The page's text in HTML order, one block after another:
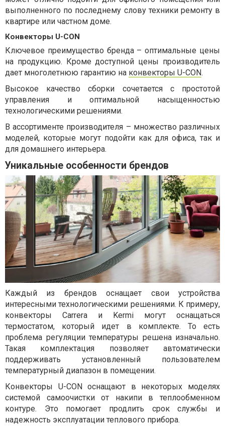
выполненного по последнему слову техники ремонту в
квартире или частном доме.
Конвекторы U-CON
Ключевое преимущество бренда – оптимальные цены
на продукцию. Кроме доступной цены производитель
дает многолетнюю гарантию на конвекторы U-CON.
Высокое качество сборки сочетается с простотой
управления и оптимальной насыщенностью
технологическими решениями.
В ассортименте производителя – множество различных
моделей, которые могут подойти как для офиса, так и
для домашнего интерьера.
Уникальные особенности брендов
Каждый из брендов оснащает свои устройства
интересными технологическими решениями. К примеру,
конвекторы Carrera и Kermi могут оснащаться
термостатом, который идет в комплекте. То есть
проблема регуляции температуры решена изначально.
Такая комплектация позволяет автоматически
поддерживать установленный пользователем
температурный диапазон в помещении.
Конвекторы U-CON оснащают в некоторых моделях
системой самоочистки от накипи в теплообменном
контуре. Это помогает продлить срок службы и
надежность эксплуатации теплового прибора.